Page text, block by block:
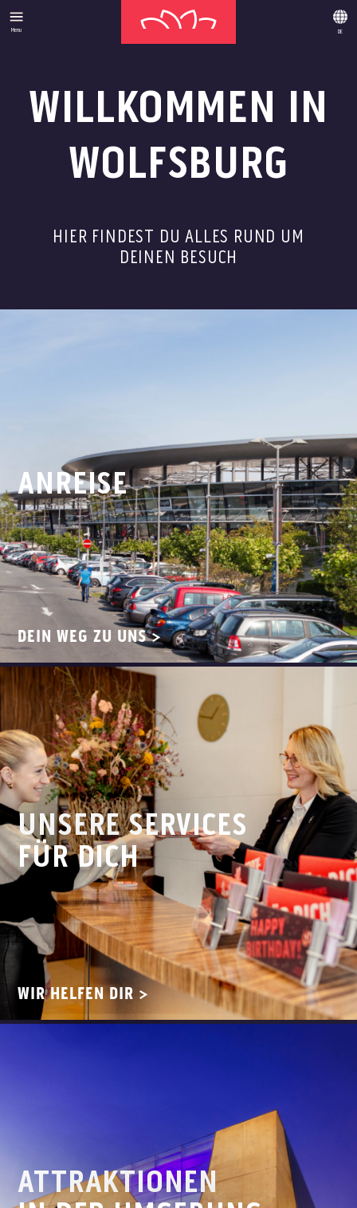
Menu DE
WILLKOMMEN IN
WOLFSBURG
HIER FINDEST DU ALLES RUND UM
DEINEN BESUCH
ANREISE
DEIN WEG ZU UNS >
UNSERE SERVICES
FÜR DICH
WIR HELFEN DIR >
ATTRAKTIONEN